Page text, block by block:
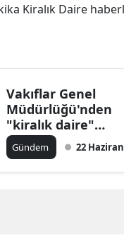
Kiralık Daire
Vakıflar Genel
Müdürlüğü'nden
"kiralık daire"
açıklaması
Gündem 22